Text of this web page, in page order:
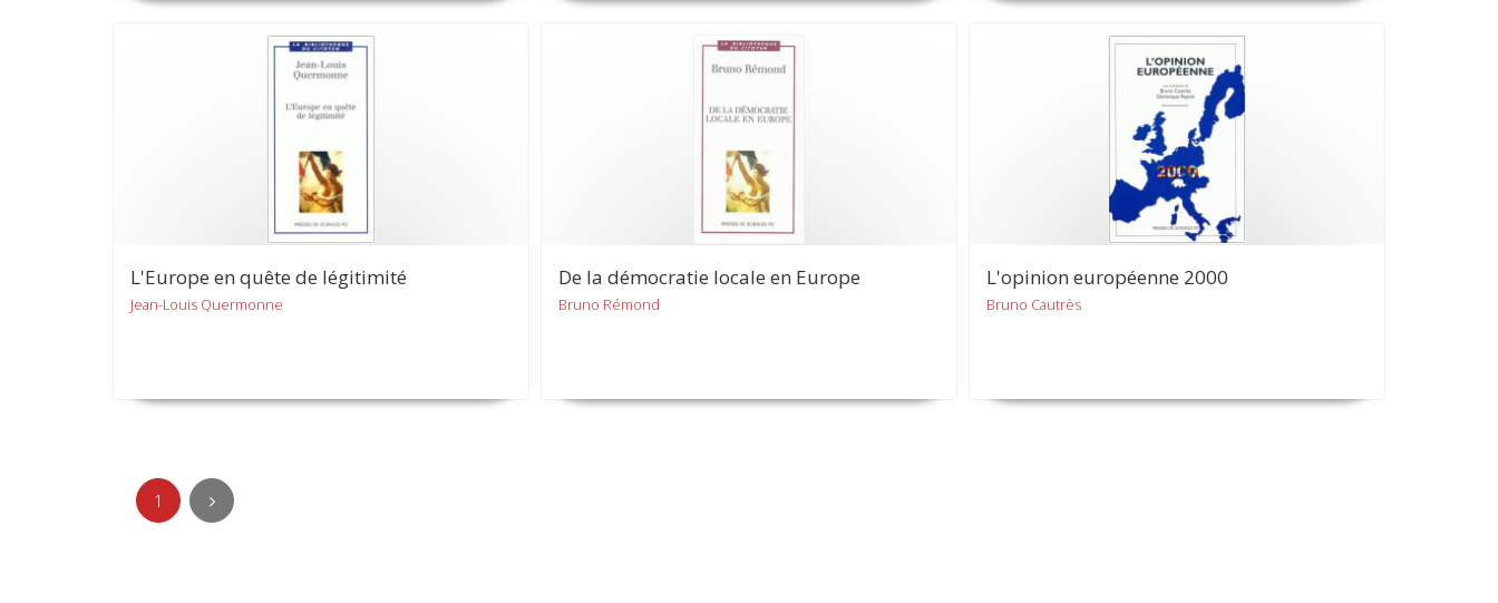
L'Europe en quête de légitimité
Jean-Louis Quermonne
De la démocratie locale en Europe
Bruno Rémond
L'opinion européenne 2000
Bruno Cautrès
1